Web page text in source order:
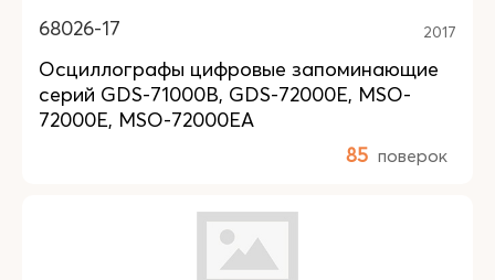
68026-17 2017
Осциллографы цифровые запоминающие
серий GDS-71000B, GDS-72000E, MSO-
72000E, MSO-72000EA
85 поверок